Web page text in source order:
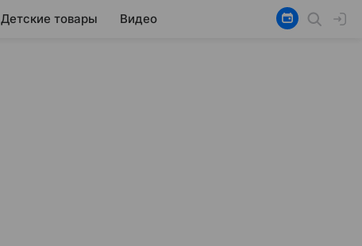
Детские товары Видео